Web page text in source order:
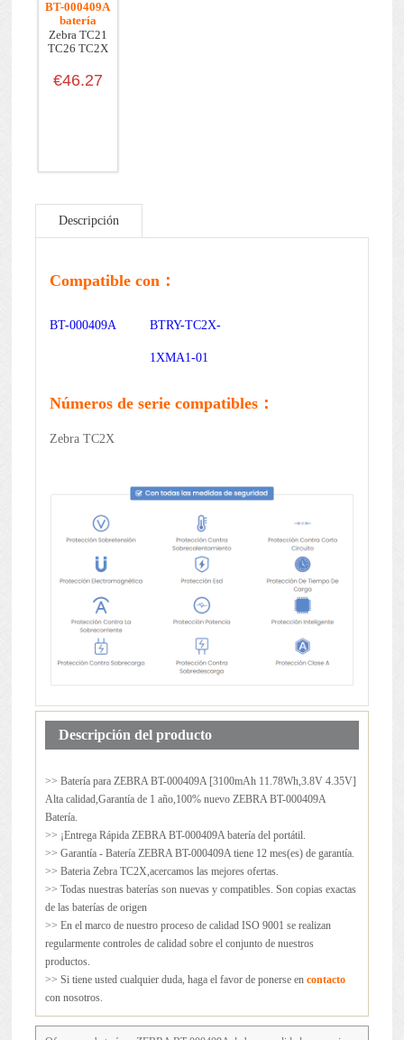
BT-000409A
batería
Zebra TC21
TC26 TC2X
€46.27
Descripción
Compatible con：
BT-000409A BTRY-TC2X-
1XMA1-01
Números de serie compatibles：
Zebra TC2X
Descripción del producto
>> Batería para ZEBRA BT-000409A[3100mAh 11.78Wh,3.8V 4.35V]
Alta calidad,Garantía de 1 año,100% nuevo ZEBRA BT-000409A
Batería.
>> ¡Entrega Rápida ZEBRA BT-000409A batería del portátil.
>> Garantía - Batería ZEBRA BT-000409A tiene 12 mes(es) de garantía.
>> Bateria Zebra TC2X,acercamos las mejores ofertas.
>> Todas nuestras baterías son nuevas y compatibles. Son copias exactas
de las baterías de origen
>> En el marco de nuestro proceso de calidad ISO 9001 se realizan
regularmente controles de calidad sobre el conjunto de nuestros
productos.
>> Si tiene usted cualquier duda, haga el favor de ponerse en contacto
con nosotros.